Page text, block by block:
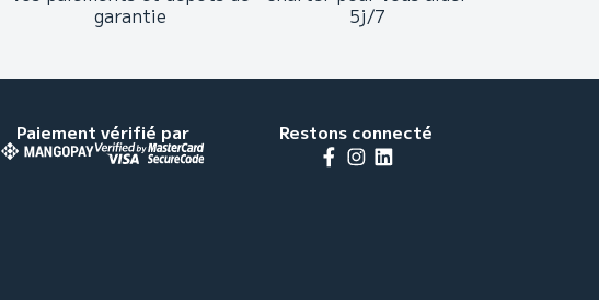
garantie
5j/7
Paiement vérifié par Restons connecté